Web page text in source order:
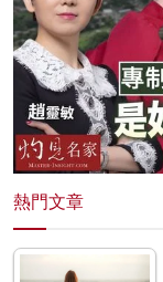
熱門文章